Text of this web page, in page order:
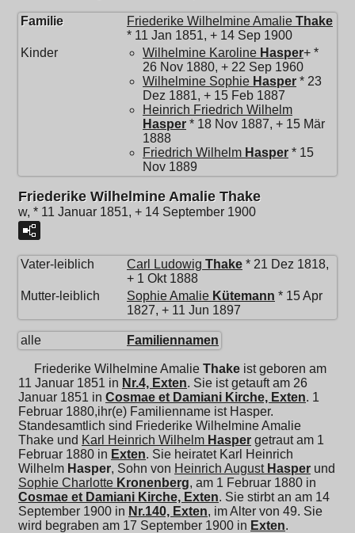
Familie Friederike Wilhelmine Amalie Thake
* 11 Jan 1851, + 14 Sep 1900
Kinder
Wilhelmine Karoline Hasper+ *
26 Nov 1880, + 22 Sep 1960
Wilhelmine Sophie Hasper * 23
Dez 1881, + 15 Feb 1887
Heinrich Friedrich Wilhelm
Hasper * 18 Nov 1887, + 15 Mär
1888
Friedrich Wilhelm Hasper * 15
Nov 1889
Friederike Wilhelmine Amalie Thake
w, * 11 Januar 1851, + 14 September 1900
Vater-leiblich Carl Ludowig Thake * 21 Dez 1818,
+ 1 Okt 1888
Mutter-leiblich
Sophie Amalie Kütemann * 15 Apr
1827, + 11 Jun 1897
alle Familiennamen
Friederike Wilhelmine Amalie Thake ist geboren am
11 Januar 1851 in Nr.4, Exten. Sie ist getauft am 26
Januar 1851 in Cosmae et Damiani Kirche, Exten. 1
Februar 1880,ihr(e) Familienname ist Hasper.
Standesamtlich sind Friederike Wilhelmine Amalie
Thake und Karl Heinrich Wilhelm Hasper getraut am 1
Februar 1880 in Exten. Sie heiratet Karl Heinrich
Wilhelm Hasper, Sohn von Heinrich August Hasper und
Sophie Charlotte Kronenberg, am 1 Februar 1880 in
Cosmae et Damiani Kirche, Exten. Sie stirbt an am 14
September 1900 in Nr.140, Exten, im Alter von 49. Sie
wird begraben am 17 September 1900 in Exten.